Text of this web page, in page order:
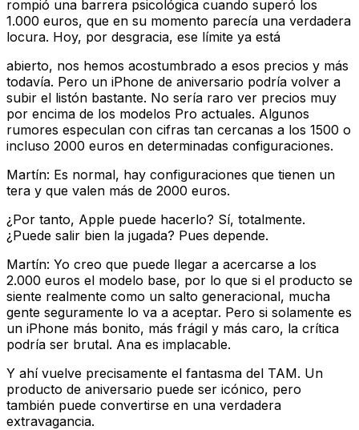
rompió una barrera psicológica cuando superó los
1.000 euros, que en su momento parecía una verdadera
locura. Hoy, por desgracia, ese límite ya está
abierto, nos hemos acostumbrado a esos precios y más
todavía. Pero un iPhone de aniversario podría volver a
subir el listón bastante. No sería raro ver precios muy
por encima de los modelos Pro actuales. Algunos
rumores especulan con cifras tan cercanas a los 1500 o
incluso 2000 euros en determinadas configuraciones.
Martín: Es normal, hay configuraciones que tienen un
tera y que valen más de 2000 euros.
¿Por tanto, Apple puede hacerlo? Sí, totalmente.
¿Puede salir bien la jugada? Pues depende.
Martín: Yo creo que puede llegar a acercarse a los
2.000 euros el modelo base, por lo que si el producto se
siente realmente como un salto generacional, mucha
gente seguramente lo va a aceptar. Pero si solamente es
un iPhone más bonito, más frágil y más caro, la crítica
podría ser brutal. Ana es implacable.
Y ahí vuelve precisamente el fantasma del TAM. Un
producto de aniversario puede ser icónico, pero
también puede convertirse en una verdadera
extravagancia.